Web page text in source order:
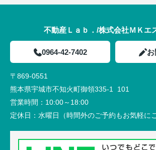
不動産Ｌａｂ．/株式会社ＭＫエ
0964-42-7402 お
〒869-0551
熊本県宇城市不知火町御領335-1 101
営業時間： 10:00～18:00
定休日： 水曜日（時間外のご予約もお気軽に